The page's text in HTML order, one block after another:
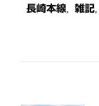
長崎本線 雑記